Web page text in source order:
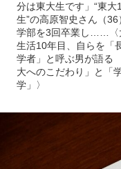
分は東大生です」“東大
生”の高原智史さん（36
学部を3回卒業し……〈
生活10年目、自らを「
学者」と呼ぶ男が語る
大へのこだわり」と「
学」〉